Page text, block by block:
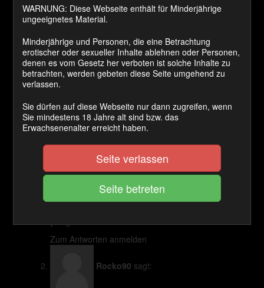
Die beiden Typen waren echt der Hammer! Sie hatten
bin gesucht, um mal so richtig Gas zu geben. Das Date
war echt geil und ich danach total im Arsch. 😉
Kategorie(n):
Für meine Fans mache ich die Beine breit!
Sperma
Kommentare
you got this lol
Zum Antworten anmelden
Rocko90 sagt:
WARNUNG: Diese Webseite enthält für Minderjährige
ungeeignetes Material.
Minderjährige und Personen, die eine Betrachtung
erotischer oder sexueller Inhalte ablehnen oder Personen,
denen es vom Gesetz her verboten ist solche Inhalte zu
betrachten, werden gebeten diese Seite umgehend zu
verlassen.
Sie dürfen auf diese Webseite nur dann zugreifen, wenn
Sie mindestens 18 Jahre alt sind bzw. das
Erwachsenenalter erreicht haben.
Seite verlassen